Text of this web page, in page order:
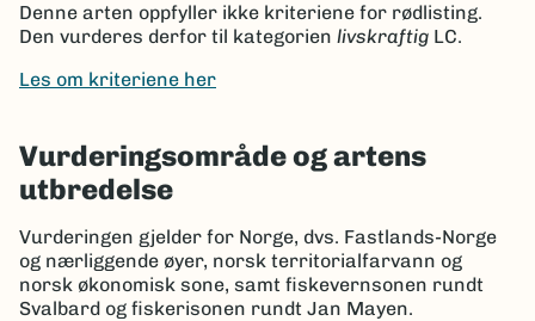
Denne arten oppfyller ikke kriteriene for rødlisting.
Den vurderes derfor til kategorien livskraftig LC.
Les om kriteriene her
Vurderingsområde og artens
utbredelse
Vurderingen gjelder for Norge, dvs. Fastlands-Norge
og nærliggende øyer, norsk territorialfarvann og
norsk økonomisk sone, samt fiskevernsonen rundt
Svalbard og fiskerisonen rundt Jan Mayen.